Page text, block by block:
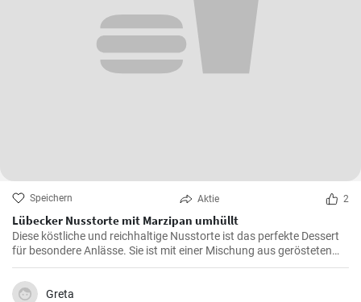
Speichern Aktie 2
Lübecker Nusstorte mit Marzipan umhüllt
Diese köstliche und reichhaltige Nusstorte ist das perfekte Dessert
für besondere Anlässe. Sie ist mit einer Mischung aus gerösteten
Nüssen und einer cremigen Füllung gefüllt, die von einer knackigen
Schicht Marzipan umhüllt wird.
Greta